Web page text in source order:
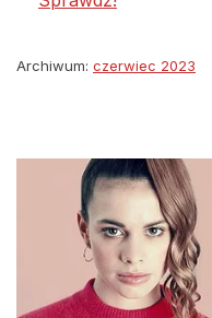
Archiwum: czerwiec 2023